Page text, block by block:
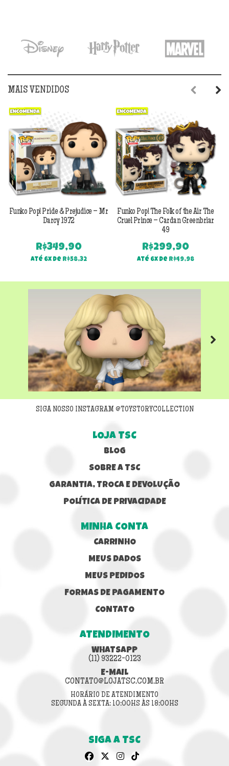
MAIS VENDIDOS
Funko Pop! Pride & Prejudice – Mr
Darcy 1972
R$349,90
Até 6x de R$58,32
Funko Pop! The Folk of the Air The
Cruel Prince – Cardan Greenbriar
49
R$299,90
Até 6x de R$49,98
Next
SIGA NOSSO INSTAGRAM @TOYSTORYCOLLECTION
LOJA TSC
BLOG
SOBRE A TSC
GARANTIA, TROCA E DEVOLUÇÃO
POLÍTICA DE PRIVACIDADE
MINHA CONTA
CARRINHO
MEUS DADOS
MEUS PEDIDOS
FORMAS DE PAGAMENTO
CONTATO
ATENDIMENTO
WHATSAPP
(11) 93222-0123
E-MAIL
CONTATO@LOJATSC.COM.BR
HORÁRIO DE ATENDIMENTO
SEGUNDA À SEXTA: 10:00HS ÀS 18:00HS
SIGA A TSC